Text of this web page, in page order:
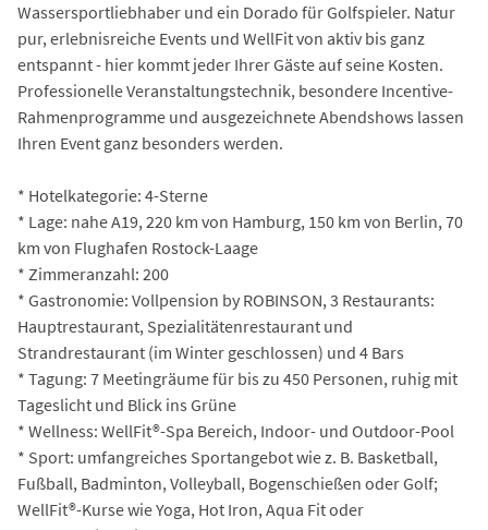
Wassersportliebhaber und ein Dorado für Golfspieler. Natur
pur, erlebnisreiche Events und WellFit von aktiv bis ganz
entspannt - hier kommt jeder Ihrer Gäste auf seine Kosten.
Professionelle Veranstaltungstechnik, besondere Incentive-
Rahmenprogramme und ausgezeichnete Abendshows lassen
Ihren Event ganz besonders werden.
* Hotelkategorie: 4-Sterne
* Lage: nahe A19, 220 km von Hamburg, 150 km von Berlin, 70
km von Flughafen Rostock-Laage
* Zimmeranzahl: 200
* Gastronomie: Vollpension by ROBINSON, 3 Restaurants:
Hauptrestaurant, Spezialitätenrestaurant und
Strandrestaurant (im Winter geschlossen) und 4 Bars
* Tagung: 7 Meetingräume für bis zu 450 Personen, ruhig mit
Tageslicht und Blick ins Grüne
* Wellness: WellFit®-Spa Bereich, Indoor- und Outdoor-Pool
* Sport: umfangreiches Sportangebot wie z. B. Basketball,
Fußball, Badminton, Volleyball, Bogenschießen oder Golf;
WellFit®-Kurse wie Yoga, Hot Iron, Aqua Fit oder